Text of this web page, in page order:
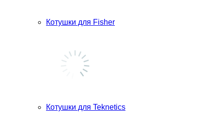
Котушки для Fisher
Котушки для Teknetics